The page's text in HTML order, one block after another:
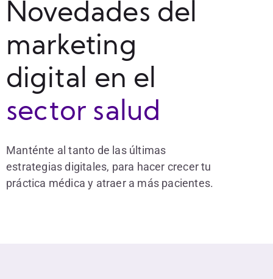
Novedades del
marketing
digital en el
sector salud
Manténte al tanto de las últimas
estrategias digitales, para hacer crecer tu
práctica médica y atraer a más pacientes.